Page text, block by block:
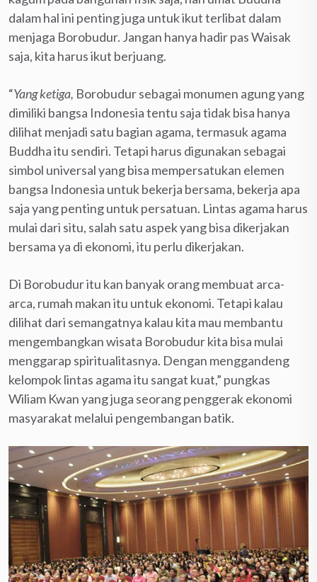
dalam hal ini penting juga untuk ikut terlibat dalam
menjaga Borobudur. Jangan hanya hadir pas Waisak
saja, kita harus ikut berjuang.
“Yang ketiga, Borobudur sebagai monumen agung yang
dimiliki bangsa Indonesia tentu saja tidak bisa hanya
dilihat menjadi satu bagian agama, termasuk agama
Buddha itu sendiri. Tetapi harus digunakan sebagai
simbol universal yang bisa mempersatukan elemen
bangsa Indonesia untuk bekerja bersama, bekerja apa
saja yang penting untuk persatuan. Lintas agama harus
mulai dari situ, salah satu aspek yang bisa dikerjakan
bersama ya di ekonomi, itu perlu dikerjakan.
Di Borobudur itu kan banyak orang membuat arca-
arca, rumah makan itu untuk ekonomi. Tetapi kalau
dilihat dari semangatnya kalau kita mau membantu
mengembangkan wisata Borobudur kita bisa mulai
menggarap spiritualitasnya. Dengan menggandeng
kelompok lintas agama itu sangat kuat,” pungkas
Wiliam Kwan yang juga seorang penggerak ekonomi
masyarakat melalui pengembangan batik.